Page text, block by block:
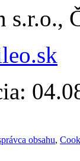
obsahu,